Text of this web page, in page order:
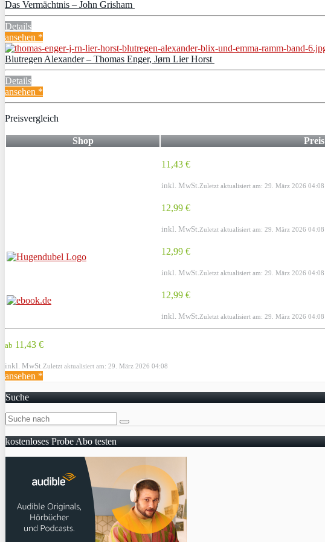
Das Vermächtnis – John Grisham
Details
ansehen *
Blutregen Alexander – Thomas Enger, Jørn Lier Horst
Details
ansehen *
Preisvergleich
Shop Preis
11,43 €
inkl. MwSt. Zuletzt aktualisiert am: 29. März 2026 04:08
12,99 €
inkl. MwSt. Zuletzt aktualisiert am: 29. März 2026 04:08
12,99 €
inkl. MwSt. Zuletzt aktualisiert am: 29. März 2026 04:08
12,99 €
inkl. MwSt. Zuletzt aktualisiert am: 29. März 2026 04:08
ab 11,43 €
inkl. MwSt. Zuletzt aktualisiert am: 29. März 2026 04:08
ansehen *
Suche
kostenloses Probe Abo testen